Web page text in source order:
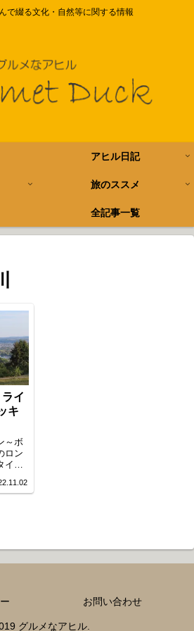
で綴る文化・自然等に関する情報
アヒル日記
旅のススメ
全記事一覧
イ
キ
～ボ
ロン
イク
らノ
お問い合わせ
グルメなアヒル.